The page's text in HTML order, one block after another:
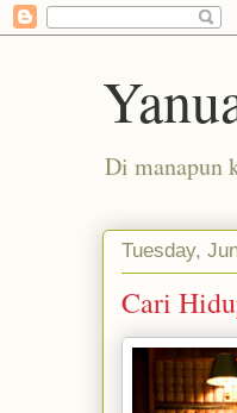
Di manapun
Tuesday,
Cari